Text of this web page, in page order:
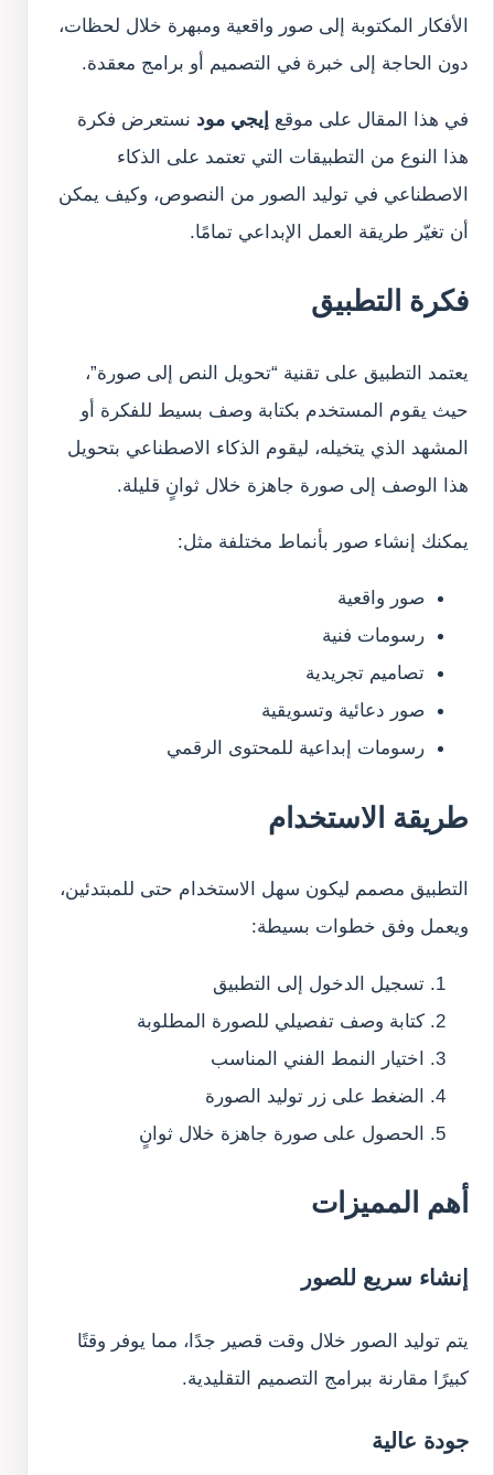
الأفكار المكتوبة إلى صور واقعية ومبهرة خلال لحظات،
دون الحاجة إلى خبرة في التصميم أو برامج معقدة.
في هذا المقال على موقع إيجي مود نستعرض فكرة
هذا النوع من التطبيقات التي تعتمد على الذكاء
الاصطناعي في توليد الصور من النصوص، وكيف يمكن
أن تغيّر طريقة العمل الإبداعي تمامًا.
فكرة التطبيق
يعتمد التطبيق على تقنية “تحويل النص إلى صورة”،
حيث يقوم المستخدم بكتابة وصف بسيط للفكرة أو
المشهد الذي يتخيله، ليقوم الذكاء الاصطناعي بتحويل
هذا الوصف إلى صورة جاهزة خلال ثوانٍ قليلة.
يمكنك إنشاء صور بأنماط مختلفة مثل:
صور واقعية
رسومات فنية
تصاميم تجريدية
صور دعائية وتسويقية
رسومات إبداعية للمحتوى الرقمي
طريقة الاستخدام
التطبيق مصمم ليكون سهل الاستخدام حتى للمبتدئين،
ويعمل وفق خطوات بسيطة:
تسجيل الدخول إلى التطبيق
كتابة وصف تفصيلي للصورة المطلوبة
اختيار النمط الفني المناسب
الضغط على زر توليد الصورة
الحصول على صورة جاهزة خلال ثوانٍ
أهم المميزات
إنشاء سريع للصور
يتم توليد الصور خلال وقت قصير جدًا، مما يوفر وقتًا
كبيرًا مقارنة ببرامج التصميم التقليدية.
جودة عالية